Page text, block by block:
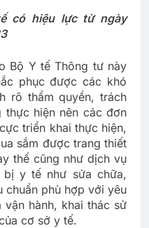
có hiệu lực từ ngày
Bộ Y tế Thông tư này
phục được các khó
rõ thẩm quyền, trách
thực hiện nên các đơn
triển khai thực hiện,
sắm được trang thiết
thế cũng như dịch vụ
y tế như sửa chữa,
chuẩn phù hợp với yêu
hành, khai thác sử
cơ sở y tế.